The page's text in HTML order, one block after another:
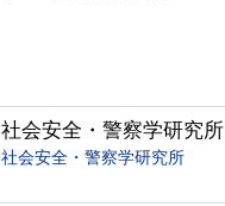
社会安全・警察学研究所
社会安全・警察学研究所